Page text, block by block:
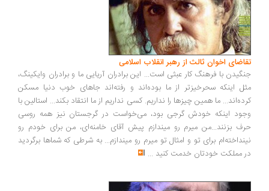
تقاضای اخوان ثالث از رهبر انقلاب اسلامی
جنگیدن با فرهنگ کار عبثی است... این برادران آریایی ما و برادران وایکینگ،
مثل اینکه سحرخیزتر از ما بوده‌اند و رفته‌اند جاهای خوب دنیا مسکن
کرده‌اند... ما همین چیزها را نداریم. کسی نداریم از ما انتقاد بکند... استالین با
وجود اینکه خودش گرجی بود، می‌خواست در گرجستان نیز همه روسی
حرف بزنند...من میرم رو میندازم پیش آقای خامنه‌ای، من برای خودم رو
نینداخته‌ام برای تو و امثال تو میرم رو میندازم... به شرطی که شماها برگردید
در مملکت خودتان خدمت کنید ...